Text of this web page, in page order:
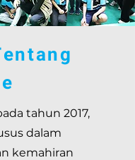
tahun 2017,
dalam
kemahiran